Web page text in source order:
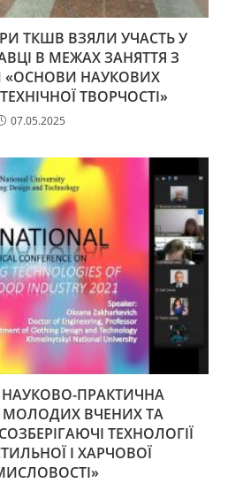
ТКШВ ВЗЯЛИ УЧАСТЬ У
В МЕЖАХ ЗАНЯТТЯ З
НАУКОВИХ
ТВОРЧОСТІ»
07.05.2025
ПРАКТИЧНА
МОЛОДИХ ВЧЕНИХ ТА
ТЕХНОЛОГІЇ
І ХАРЧОВОЇ